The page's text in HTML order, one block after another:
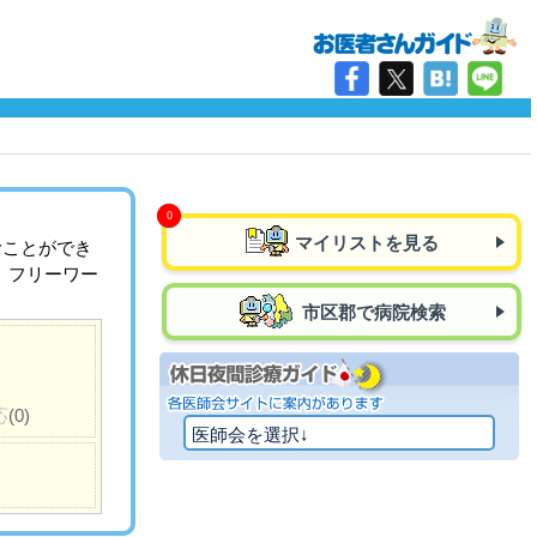
とができ
フリーワー
(0)
マイリストを見る
市区郡で病院検索